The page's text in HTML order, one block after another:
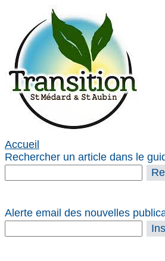
Accueil
Rechercher un article dans le
Alerte email des nouvelles